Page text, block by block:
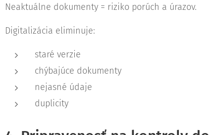
Neaktuálne dokumenty = riziko porúch a úrazov.
Digitalizácia eliminuje:
staré verzie
chýbajúce dokumenty
nejasné údaje
duplicity